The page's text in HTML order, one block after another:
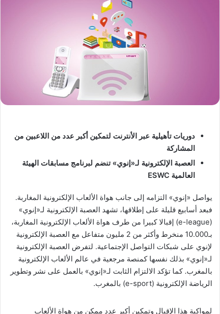
دوريات تأهيلية عبر الأنترنت لتمكين أكبر عدد من اللاعبين من
المشاركة
العصبة الإلكترونية لـ«إنوي»تنضم لبرنامج مسابقات الهيئة
العالمية
يواصل «إنوي» التزامه إلى جانب هواة الألعاب الإلكترونية المغاربة.
فبعد أسابيع قليلة على إطلاقها، تشهد العصبة الإلكترونية لـ«إنوي»
(e-league) إقبالا كبيرا من طرف هواة الألعاب الإلكترونية المغاربة،
بـ10.000 منخرط وأكثر من 2 مليون متفاعل مع العصبة الإلكترونية
لإنوي على شبكات التواصل الإجتماعية. لتفرض العصبة الإلكترونية
لـ«إنوي» بذلك نفسها كمنصة مرجعية في عالم الألعاب الإلكترونية
بالمغرب. كما تؤكد الالتزام الثابت لـ«إنوي» بالعمل على نشر وتطوير
الرياضة الإلكترونية (e-sport) بالمغرب.
لمواكبة هذا الإقبال وتمكين أكبر عدد ممكن من هواة الألعاب